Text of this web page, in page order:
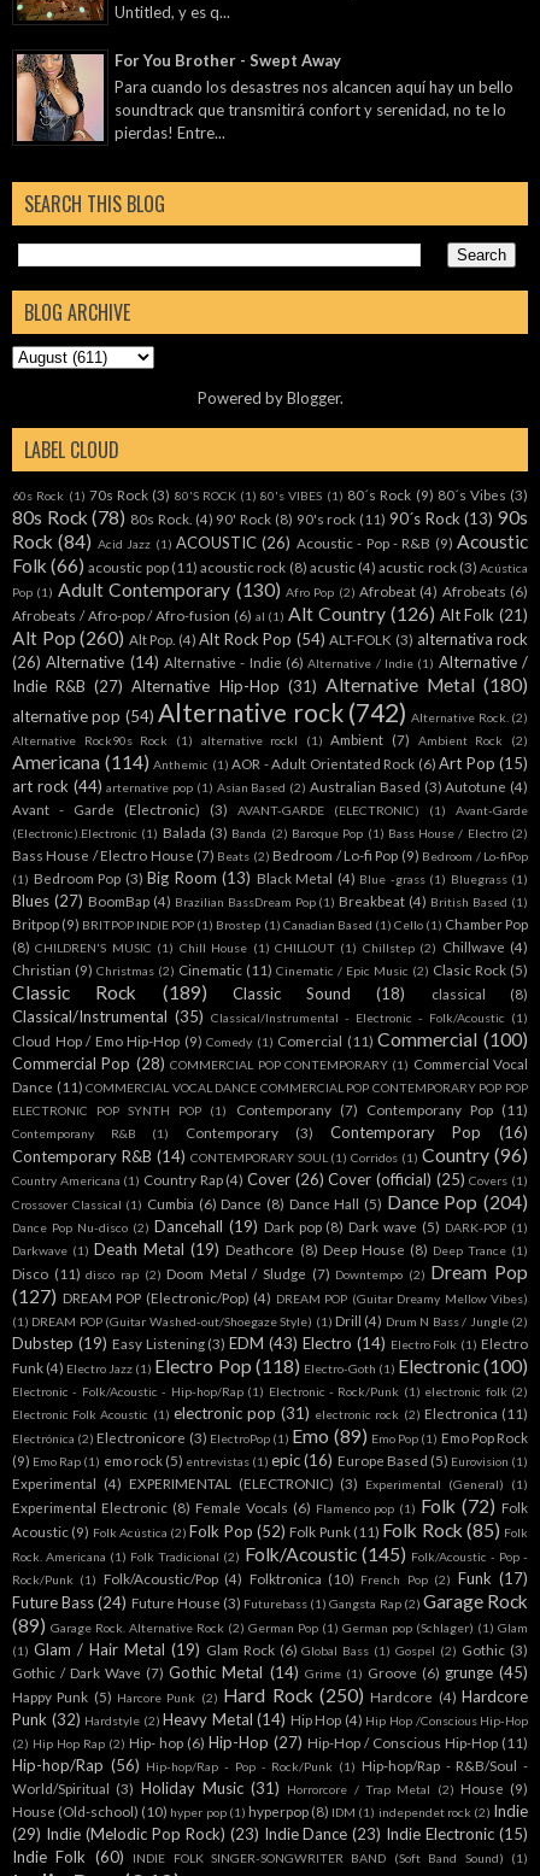
Untitled, y es q...
For You Brother - Swept Away
Para cuando los desastres nos alcancen aquí hay un bello
soundtrack que transmitirá confort y serenidad, no te lo
pierdas! Entre...
SEARCH THIS BLOG
BLOG ARCHIVE
Powered byBlogger.
LABEL CLOUD
60s Rock (1) 70s Rock (3) 80'S ROCK (1) 80's VIBES (1) 80´s Rock (9) 80´s Vibes (3)
80s Rock (78) 80s Rock. (4) 90' Rock (8) 90's rock (11) 90´s Rock (13) 90s
Rock (84) Acid Jazz (1) ACOUSTIC (26) Acoustic - Pop - R&B (9) Acoustic
Folk (66) acoustic pop (11) acoustic rock (8) acustic (4) acustic rock (3) Acústica
Pop (1) Adult Contemporary (130) Afro Pop (2) Afrobeat (4) Afrobeats (6)
Afrobeats / Afro-pop / Afro-fusion (6) al (1) Alt Country (126) Alt Folk (21)
Alt Pop (260) Alt Pop. (4) Alt Rock Pop (54) ALT-FOLK (3) alternativa rock
(26) Alternative (14) Alternative - Indie (6) Alternative / Indie (1) Alternative /
Indie R&B (27) Alternative Hip-Hop (31) Alternative Metal (180)
alternative pop (54) Alternative rock (742) Alternative Rock. (2)
Alternative Rock90s Rock
(1) alternative rockl (1) Ambient (7) Ambient Rock (2)
Americana (114) Anthemic (1) AOR - Adult Orientated Rock (6) Art Pop (15)
art rock (44) arternative pop (1) Asian Based (2) Australian Based (3) Autotune (4)
Avant - Garde (Electronic)
(3) AVANT-GARDE (ELECTRONIC) (1)
Avant-Garde
(Electronic).Electronic (1) Balada (3) Banda (2) Baroque Pop (1) Bass House / Electro (2)
Bass House / Electro House (7) Beats (2) Bedroom / Lo-fi Pop (9) Bedroom / Lo-fiPop
(1) Bedroom Pop (3) Big Room (13) Black Metal (4) Blue -grass (1) Bluegrass (1)
Blues (27) BoomBap (4) Brazilian BassDream Pop (1) Breakbeat (4) British Based (1)
Britpop (9) BRITPOP INDIE POP (1) Brostep (1) Canadian Based (1) Cello (1) Chamber Pop
(8) CHILDREN'S MUSIC (1) Chill House (1) CHILLOUT (1) Chillstep (2) Chillwave (4)
Christian (9) Christmas (2) Cinematic (11) Cinematic / Epic Music (2) Clasic Rock (5)
Classic Rock (189) Classic Sound (18) classical (8)
Classical/Instrumental (35) Classical/Instrumental - Electronic - Folk/Acoustic (1)
Cloud Hop / Emo Hip-Hop (9) Comedy (1) Comercial (11) Commercial (100)
Commercial Pop (28) COMMERCIAL POP CONTEMPORARY (1) Commercial Vocal
Dance (11) COMMERCIAL VOCAL DANCE COMMERCIAL POP CONTEMPORARY POP POP
ELECTRONIC POP SYNTH POP
(1) Contemporany (7) Contemporany Pop (11)
Contemporany R&B (1) Contemporary (3) Contemporary Pop
(16)
Contemporary R&B (14) CONTEMPORARY SOUL (1) Corridos (1) Country (96)
Country Americana (1) Country Rap (4) Cover (26) Cover (official) (25) Covers (1)
Crossover Classical (1) Cumbia (6) Dance (8) Dance Hall (5) Dance Pop (204)
Dance Pop Nu-disco (2) Dancehall (19) Dark pop (8) Dark wave (5) DARK-POP (1)
Darkwave (1) Death Metal (19) Deathcore (8) Deep House (8) Deep Trance (1)
Disco (11) disco rap (2) Doom Metal / Sludge (7) Downtempo (2) Dream Pop
(127) DREAM POP (Electronic/Pop) (4) DREAM POP (Guitar Dreamy Mellow Vibes)
(1) DREAM POP (Guitar Washed-out/Shoegaze Style) (1) Drill (4) Drum N Bass / Jungle (2)
Dubstep (19) Easy Listening (3) EDM (43) Electro (14) Electro Folk (1) Electro
Funk (4) Electro Jazz (1) Electro Pop (118) Electro-Goth (1) Electronic(100)
Electronic - Folk/Acoustic - Hip-hop/Rap (1) Electronic - Rock/Punk (1) electronic folk (2)
Electronic Folk Acoustic (1) electronic pop (31) electronic rock (2) Electronica (11)
Electrónica (2) Electronicore (3) ElectroPop (1) Emo (89) Emo Pop (1) Emo Pop Rock
(9) Emo Rap (1) emo rock (5) entrevistas (1) epic (16) Europe Based (5) Eurovision (1)
Experimental (4) EXPERIMENTAL (ELECTRONIC) (3) Experimental (General) (1)
Experimental Electronic (8) Female Vocals (6) Flamenco pop (1) Folk (72) Folk
Acoustic (9) Folk Acústica (2) Folk Pop (52) Folk Punk (11) Folk Rock (85) Folk
Rock. Americana (1) Folk Tradicional (2) Folk/Acoustic (145) Folk/Acoustic - Pop -
Rock/Punk (1) Folk/Acoustic/Pop (4) Folktronica (10) French Pop (2) Funk (17)
Future Bass (24) Future House (3) Futurebass (1) Gangsta Rap (2) Garage Rock
(89) Garage Rock. Alternative Rock (2) German Pop (1) German pop (Schlager) (1) Glam
(1) Glam / Hair Metal (19) Glam Rock (6) Global Bass (1) Gospel (2) Gothic (3)
Gothic / Dark Wave (7) Gothic Metal (14) Grime (1) Groove (6) grunge (45)
Happy Punk (5) Harcore Punk (2) Hard Rock (250) Hardcore (4) Hardcore
Punk (32) Hardstyle (2) Heavy Metal (14) Hip Hop (4) Hip Hop /Conscious Hip-Hop
(2) Hip Hop Rap (2) Hip- hop (6) Hip-Hop (27) Hip-Hop / Conscious Hip-Hop (11)
Hip-hop/Rap (56) Hip-hop/Rap - Pop - Rock/Punk (1) Hip-hop/Rap - R&B/Soul -
World/Spiritual (3) Holiday Music (31) Horrorcore / Trap Metal (2) House (9)
House (Old-school) (10) hyper pop (1) hyperpop (8) IDM (1) independet rock (2) Indie
(29) Indie (Melodic Pop Rock) (23) Indie Dance (23) Indie Electronic (15)
Indie Folk (60) INDIE FOLK SINGER-SONGWRITER BAND (Soft Band Sound) (1)